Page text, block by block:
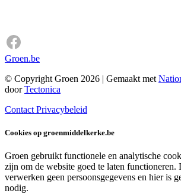
Groen.be
© Copyright Groen 2026 | Gemaakt met
doorTectonica
Contact Privacybeleid
Cookies op groenmiddelkerke.be
Groen gebruikt functionele en analytische
zijn om de website goed te laten functioneren.
verwerken geen persoonsgegevens en hier is
nodig.